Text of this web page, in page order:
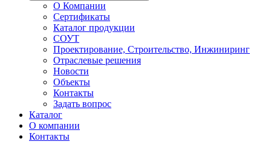
О Компании
Сертификаты
Каталог продукции
СОУТ
Проектирование, Строительство, Инжиниринг
Отраслевые решения
Новости
Объекты
Контакты
Задать вопрос
Каталог
О компании
Контакты